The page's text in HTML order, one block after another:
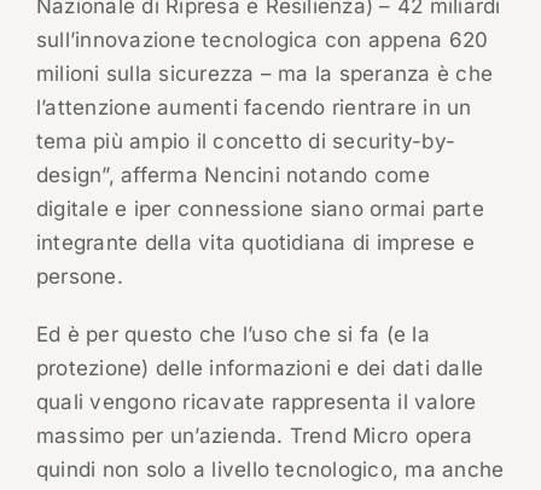
Nazionale di Ripresa e Resilienza) – 42 miliardi
sull’innovazione tecnologica con appena 620
milioni sulla sicurezza – ma la speranza è che
l’attenzione aumenti facendo rientrare in un
tema più ampio il concetto di security-by-
design”, afferma Nencini notando come
digitale e iper connessione siano ormai parte
integrante della vita quotidiana di imprese e
persone.
Ed è per questo che l’uso che si fa (e la
protezione) delle informazioni e dei dati dalle
quali vengono ricavate rappresenta il valore
massimo per un’azienda. Trend Micro opera
quindi non solo a livello tecnologico, ma anche